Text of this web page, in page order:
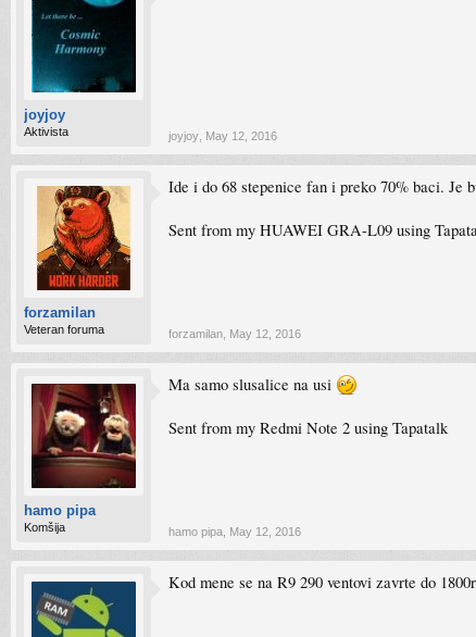
joyjoy
Aktivista joyjoy May 12, 2016
forzamilan
Veteran foruma
Ide i do 68 stepenice fan i preko 70% baci. Je
Sent from my HUAWEI GRA-L09 using
forzamilan May 12, 2016
hamo pipa
Komšija
Ma samo slusalice na usi
Sent from my Redmi Note 2 using Tapatalk
hamo pipa May 12, 2016
Kod mene se na R9 290 ventovi zavrte do